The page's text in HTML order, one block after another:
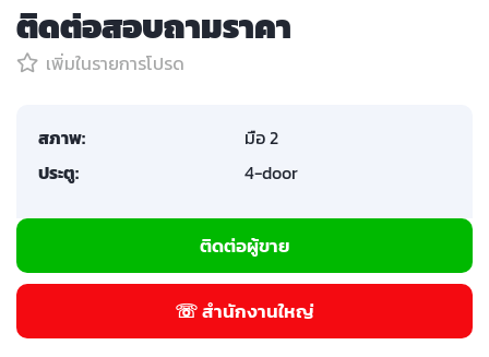
ติดต่อสอบถามราคา
เพิ่มในรายการโปรด
สภาพ:
มือ 2
ประตู:
4-door
ติดต่อผู้ขาย
☏ สำนักงานใหญ่